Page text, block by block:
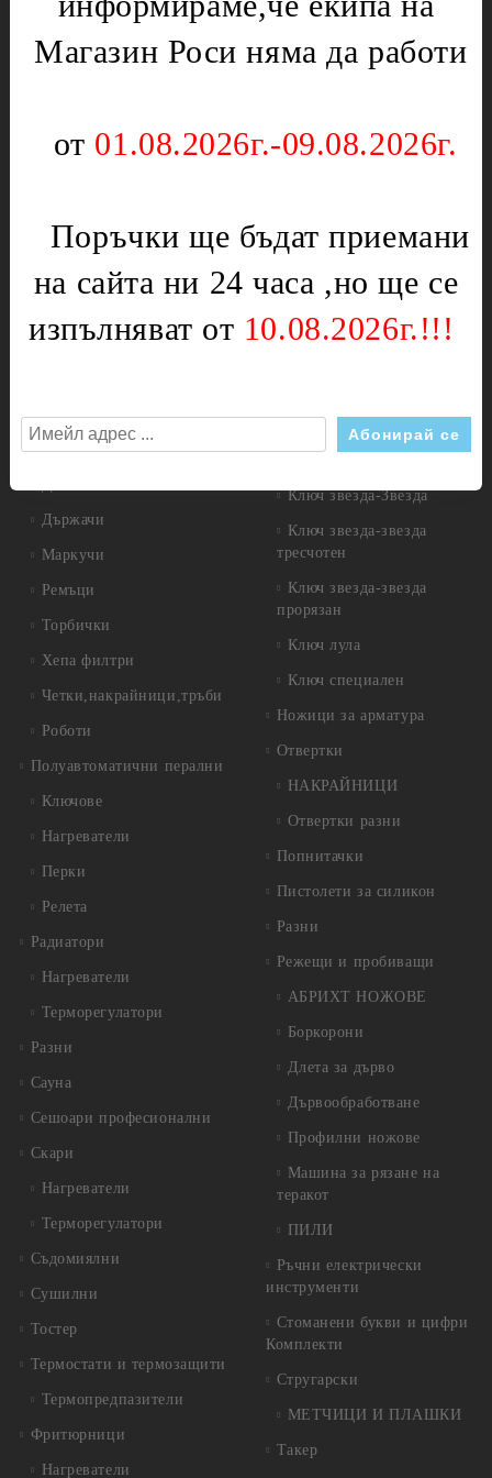
Ключове
Крушки
Плочи
Стъкла за фурни
Терморегулатори и
Уплътнители
Дръжки
Прахосмукачки
Държачи
Маркучи
Ремъци
Торбички
Хепа филтри
Четки,накрайници,тръби
Роботи
Полуавтоматични перални
Ключове
Нагреватели
Перки
Релета
Радиатори
Нагреватели
Терморегулатори
Разни
Сауна
Сешоари професионални
Скари
Нагреватели
Терморегулатори
Съдомиялни
Сушилни
Тостер
Термостати и термозащити
Термопредпазители
Фритюрници
Нагреватели
Измервателни инструменти
Шублери
Клещи
Клещи керпеден
Комплекти
Ключове
Ключ глух Г-образен
Ключ звезда-Звезда
Ключ звезда-звезда
тресчотен
Ключ звезда-звезда
прорязан
Ключ лула
Ключ специален
Ножици за арматура
Отвертки
НАКРАЙНИЦИ
Отвертки разни
Попнитачки
Пистолети за силикон
Разни
Режещи и пробиващи
АБРИХТ НОЖОВЕ
Боркорони
Длета за дърво
Дървообработване
Профилни ножове
Машина за рязане на
теракот
ПИЛИ
Ръчни електрически
инструменти
Стоманени букви и цифри
Комплекти
Стругарски
МЕТЧИЦИ И ПЛАШКИ
Такер
Магазин Роси няма да работи
от 01.08.2026г.-09.08.2026г.
Поръчки ще бъдат приемани
на сайта ни 24 часа ,но ще се
изпълняват от 10.08.2026г.!!!